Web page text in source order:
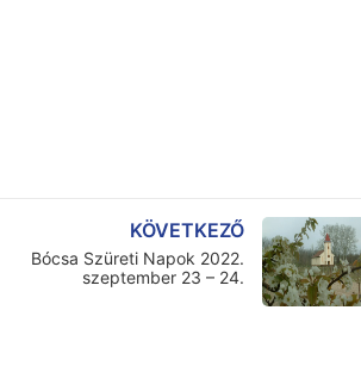
KÖVETKEZŐ
Bócsa Szüreti Napok 2022.
szeptember 23 – 24.